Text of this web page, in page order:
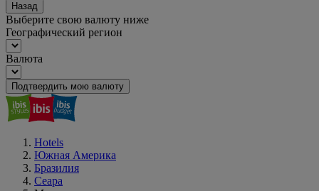
Назад
Выберите свою валюту ниже
Географический регион
Валюта
Подтвердить мою валюту
Hotels
Южная Америка
Бразилия
Сеара